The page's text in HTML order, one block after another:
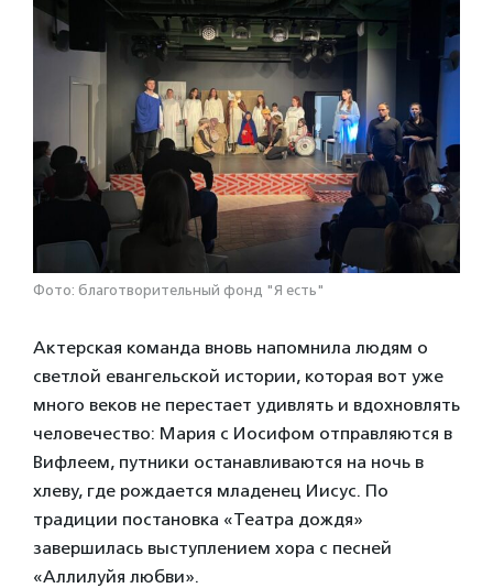
Фото: благотворительный фонд "Я есть"
Актерская команда вновь напомнила людям о
светлой евангельской истории, которая вот уже
много веков не перестает удивлять и вдохновлять
человечество: Мария с Иосифом отправляются в
Вифлеем, путники останавливаются на ночь в
хлеву, где рождается младенец Иисус. По
традиции постановка «Театра дождя»
завершилась выступлением хора с песней
«Аллилуйя любви».